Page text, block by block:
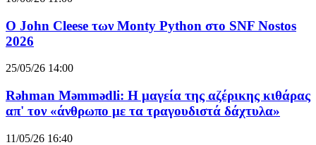
O John Cleese των Monty Python στο SNF Nostos
2026
25/05/26 14:00
Rəhman Məmmədli: Η μαγεία της αζέρικης κιθάρας
απ' τον «άνθρωπο με τα τραγουδιστά δάχτυλα»
11/05/26 16:40